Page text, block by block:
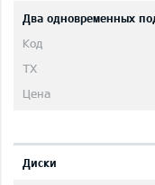
Два одновременных
Диски